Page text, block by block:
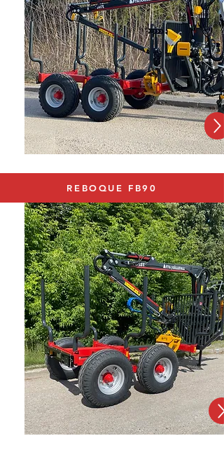
REBOQUE FB90